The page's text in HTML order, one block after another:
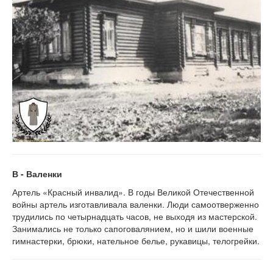
В - Валенки
Артель «Красный инвалид». В годы Великой Отечественной
войны артель изготавливала валенки. Люди самоотверженно
трудились по четырнадцать часов, не выходя из мастерской.
Занимались не только сапоговалянием, но и шили военные
гимнастерки, брюки, нательное белье, рукавицы, телогрейки.